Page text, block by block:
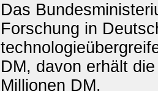
Das
Forschung in
DM, davon erhält
Millionen DM.